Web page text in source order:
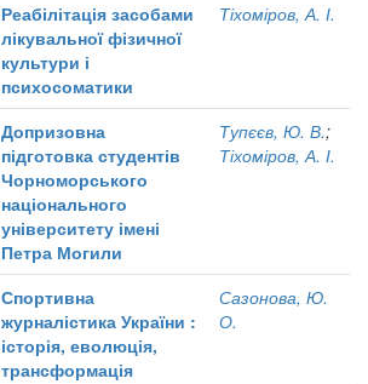
Реабілітація засобами
лікувальної фізичної
культури і
психосоматики
Тіхоміров, А. І.
Допризовна
підготовка студентів
Чорноморського
національного
університету імені
Петра Могили
Тупєєв, Ю. В.;
Тіхоміров, А. І.
Спортивна
журналістика України :
історія, еволюція,
трансформація
Сазонова, Ю.
О.